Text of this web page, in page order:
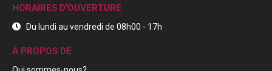
HORAIRES D'OUVERTURE
Du lundi au vendredi de 08h00 - 17h
A PROPOS DE